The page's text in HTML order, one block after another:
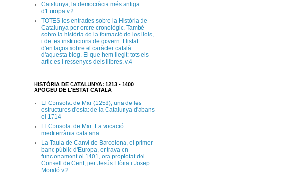
Catalunya, la democràcia més antiga
d'Europa v.2
TOTES les entrades sobre la Història de
Catalunya per ordre cronològic. També
sobre la història de la formació de les lleis,
i de les institucions de govern. Llistat
d'enllaços sobre el caràcter català
d'aquesta blog. El que hem llegit: tots els
articles i ressenyes dels llibres. v.4
HISTÒRIA DE CATALUNYA: 1213 - 1400
APOGEU DE L'ESTAT CATALÀ
El Consolat de Mar (1258), una de les
estructures d'estat de la Catalunya d'abans
el 1714
El Consolat de Mar: La vocació
mediterrània catalana
La Taula de Canvi de Barcelona, el primer
banc públic d'Europa, entrava en
funcionament el 1401, era propietat del
Consell de Cent, per Jesús Llòria i Josep
Morató v.2